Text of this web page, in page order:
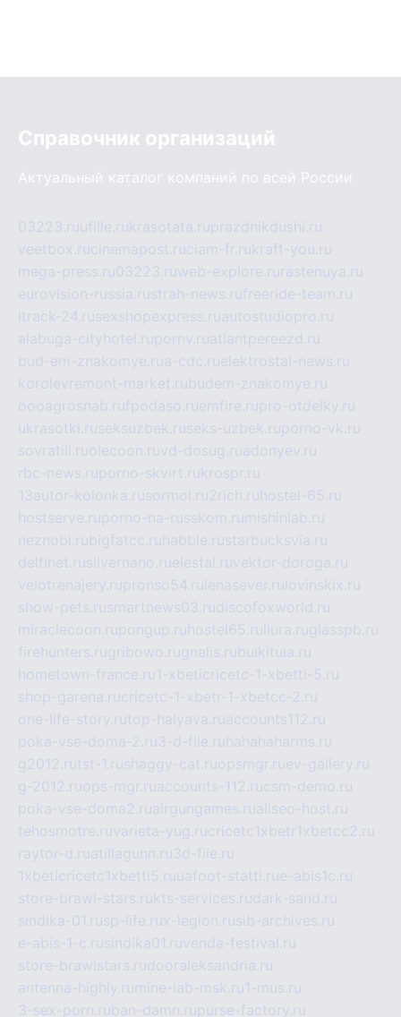
Справочник организаций
Актуальный каталог компаний по всей России
03223.ruufille.rukrasotata.ruprazdnikdushi.ru
veetbox.rucinemapost.ruciam-fr.rukraft-you.ru
mega-press.ru03223.ruweb-explore.ru rastenuya.ru
eurovision-russia.rustrah-news.rufreeride-team.ru
itrack-24.rusexshopexpress.ruautostudiopro.ru
alabuga-cityhotel.rupornv.ruatlantpereezd.ru
bud-em-znakomye.rua-cdc.ruelektrostal-news.ru
korolevremont-market.rubudem-znakomye.ru
oooagrosnab.rufpodaso.ruemfire.rupro-otdelky.ru
ukrasotki.ruseksuzbek.ruseks-uzbek.ruporno-vk.ru
sovratili.ruolecoon.ruvd-dosug.ruadonyev.ru
rbc-news.ruporno-skvirt.rukrospr.ru
13autor-kolonka.rusormol.ru2rich.ru hostel-65.ru
hostserve.ruporno-na-russkom.ru mishinlab.ru
neznobi.rubigfatcc.ru habble.rustarbucksvia.ru
delfinet.rusilvernano.ruelestal.ruvektor-doroga.ru
velotrenajery.rupronso54.ru lenasever.ru lovinskix.ru
show-pets.rusmartnews03.rudiscofoxworld.ru
miraclecoon.rupongup.ru hostel65.ru liura.ruglasspb.ru
firehunters.rugribowo.rugnalis.rubulkitula.ru
hometown-france.ru1-xbeticricetc-1-xbetti-5.ru
shop-garena.rucricetc-1-xbetr-1-xbetcc-2.ru
one-life-story.rutop-halyava.ruaccounts112.ru
poka-vse-doma-2.ru3-d-file.ru hahahaharms.ru
g2012.rutst-1.rushaggy-cat.ruopsmgr.ruev-gallery.ru
g-2012.ruops-mgr.ruaccounts-112.rucsm-demo.ru
poka-vse-doma2.ruairgungames.ruallseo-host.ru
tehosmotre.ruvarieta-yug.rucricetc1xbetr1xbetcc2.ru
raytor-d.ruatillagunn.ru3d-file.ru
1xbeticricetc1xbetti5.ruuafoot-statti.rue-abis1c.ru
store-brawl-stars.rukts-services.rudark-sand.ru
sindika-01.rusp-life.rux-legion.rusib-archives.ru
e-abis-1-c.rusindika01.ruvenda-festival.ru
store-brawlstars.rudooraleksandria.ru
antenna-highly.ru mine-lab-msk.ru1-mus.ru
3-sex-porn.ruban-damn.rupurse-factory.ru